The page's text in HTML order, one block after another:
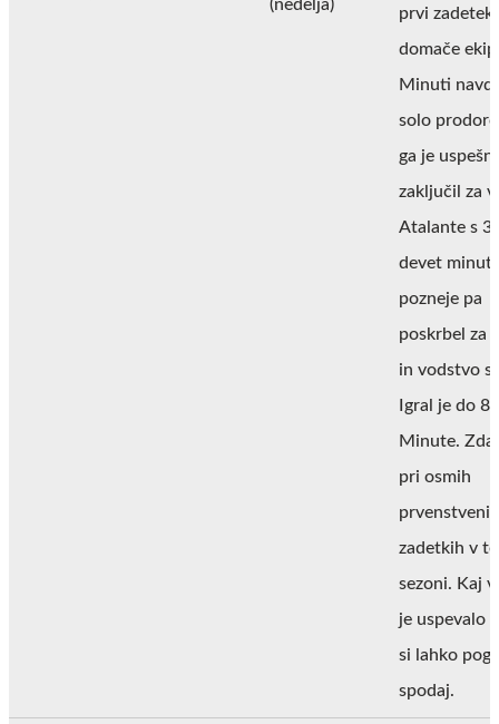
(nedelja)
prvi zadetek
domače
Minuti
solo
ga je
zaključil za
Atalante s
devet minut
pozneje pa
poskrbel za
in vodstvo s
Igral je do
Minute.
pri osmih
prvenstvenih
zadetkih v
sezoni. Kaj
je uspevalo
si lahko
spodaj.